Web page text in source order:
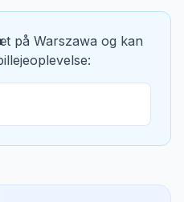
på Warszawa og kan